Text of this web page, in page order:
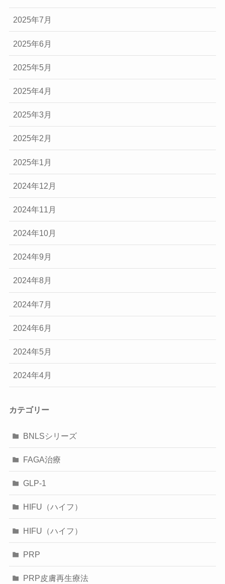
2025年7月
2025年6月
2025年5月
2025年4月
2025年3月
2025年2月
2025年1月
2024年12月
2024年11月
2024年10月
2024年9月
2024年8月
2024年7月
2024年6月
2024年5月
2024年4月
カテゴリー
BNLSシリーズ
FAGA治療
GLP-1
HIFU（ハイフ）
HIFU（ハイフ）
PRP
PRP皮膚再生療法